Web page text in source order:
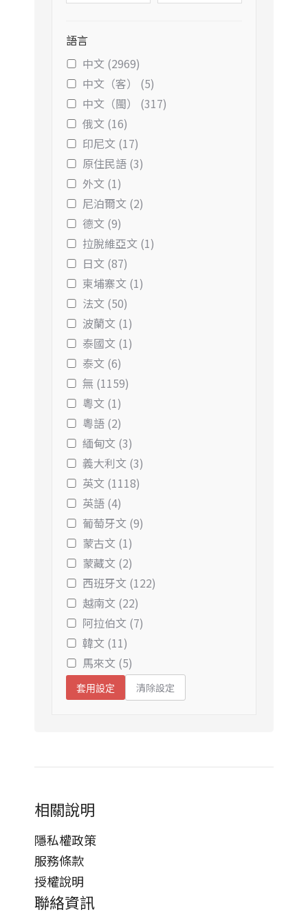
語言
中文 (2969)
中文（客） (5)
中文（閩） (317)
俄文 (16)
印尼文 (17)
原住民語 (3)
外文 (1)
尼泊爾文 (2)
德文 (9)
拉脫維亞文 (1)
日文 (87)
柬埔寨文 (1)
法文 (50)
波蘭文 (1)
泰國文 (1)
泰文 (6)
無 (1159)
粵文 (1)
粵語 (2)
緬甸文 (3)
義大利文 (3)
英文 (1118)
英語 (4)
葡萄牙文 (9)
蒙古文 (1)
蒙藏文 (2)
西班牙文 (122)
越南文 (22)
阿拉伯文 (7)
韓文 (11)
馬來文 (5)
套用設定 清除設定
相關說明
隱私權政策
服務條款
授權說明
聯絡資訊